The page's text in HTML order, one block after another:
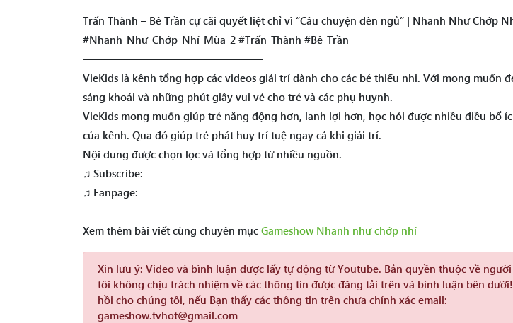
Trấn Thành – Bê Trần cự cãi quyết liệt chỉ vì “Câu chuyện đèn ngủ” | Nhanh Như Chớp
#Nhanh_Như_Chớp_Nhí_Mùa_2 #Trấn_Thành #Bê_Trần
—————————————————
VieKids là kênh tổng hợp các videos giải trí dành cho các bé thiếu nhi. Với mong muốn
sảng khoái và những phút giây vui vẻ cho trẻ và các phụ huynh.
VieKids mong muốn giúp trẻ năng động hơn, lanh lợi hơn, học hỏi được nhiều điều bổ
của kênh. Qua đó giúp trẻ phát huy trí tuệ ngay cả khi giải trí.
Nội dung được chọn lọc và tổng hợp từ nhiều nguồn.
♫ Subscribe:
♫ Fanpage:
Xem thêm bài viết cùng chuyên mục Gameshow Nhanh như chớp nhí
Xin lưu ý: Video và bình luận được lấy tự động từ Youtube. Bản quyền thuộc về
tôi không chịu trách nhiệm về các thông tin được đăng tải trên và bình luận bên
hồi cho chúng tôi, nếu Bạn thấy các thông tin trên chưa chính xác email:
gameshow.tvhot@gmail.com